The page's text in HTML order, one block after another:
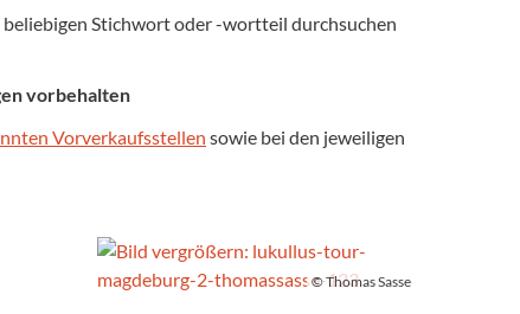
Stichwort oder -wortteil durchsuchen
vorbehalten
Vorverkaufsstellen sowie bei den jeweiligen
© Thomas Sasse